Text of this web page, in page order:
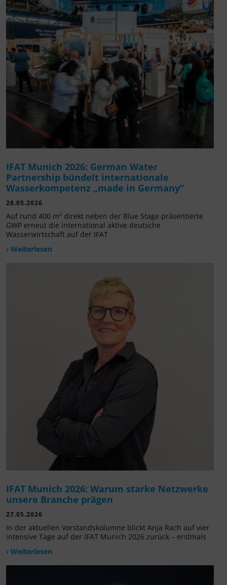
IFAT Munich 2026: German Water
Partnership bündelt internationale
Wasserkompetenz „made in Germany“
28.05.2026
Auf rund 400 m² direkt neben der Blue Stage präsentierte
GWP erneut die international aktive deutsche
Wasserwirtschaft auf der IFAT
› Weiterlesen
IFAT Munich 2026: Warum starke Netzwerke
unsere Branche prägen
27.05.2026
In der aktuellen Vorstandskolumne blickt Anja Rach auf vier
intensive Tage auf der IFAT Munich 2026 zurück – erstmals
› Weiterlesen